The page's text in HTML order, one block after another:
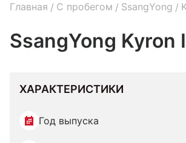
Главная C пробегом SsangYong
SsangYong
ХАРАКТЕРИСТИКИ
Год выпуска